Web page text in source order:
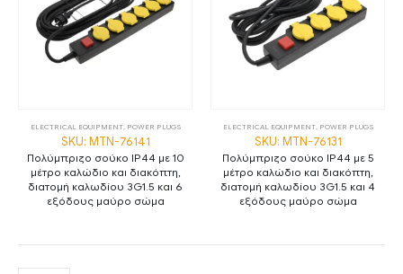
ELECTRICAL EQUIPMENT, POWER PLUGS
SKU: MTN-76141
Πολύμπριζο σούκο IP44 με 10
μέτρo καλώδιο και διακόπτη,
διατομή καλωδίου 3G1.5 και 6
εξόδους μαύρο σώμα
ELECTRICAL EQUIPMENT, POWER PLUGS
SKU: MTN-76131
Πολύμπριζο σούκο IP44 με 5
μέτρo καλώδιο και διακόπτη,
διατομή καλωδίου 3G1.5 και 4
εξόδους μαύρο σώμα